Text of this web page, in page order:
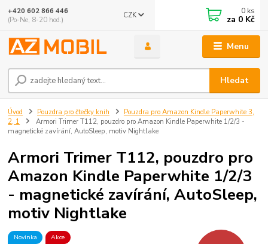
Menu
CZK
Hledat
+420 602 866 446
(Po-Ne, 8-20 hod.)
0 ks
za 0 Kč
Úvod Pouzdra pro čtečky knih
Pouzdra pro Amazon Kindle Paperwhite 3,
2, 1
Armori Trimer T112, pouzdro pro Amazon Kindle Paperwhite 1/2/3 -
magnetické zavírání, AutoSleep, motiv Nightlake
Armori Trimer T112, pouzdro pro
Amazon Kindle Paperwhite 1/2/3
- magnetické zavírání, AutoSleep,
motiv Nightlake
Novinka
Akce